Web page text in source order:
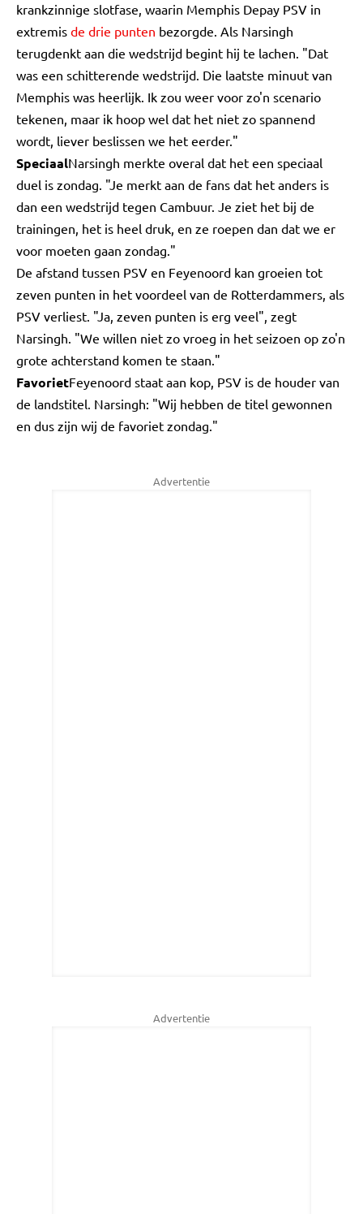
krankzinnige slotfase, waarin Memphis Depay PSV in
extremis de drie punten bezorgde. Als Narsingh
terugdenkt aan die wedstrijd begint hij te lachen. "Dat
was een schitterende wedstrijd. Die laatste minuut van
Memphis was heerlijk. Ik zou weer voor zo'n scenario
tekenen, maar ik hoop wel dat het niet zo spannend
wordt, liever beslissen we het eerder."
SpeciaalNarsingh merkte overal dat het een speciaal
duel is zondag. "Je merkt aan de fans dat het anders is
dan een wedstrijd tegen Cambuur. Je ziet het bij de
trainingen, het is heel druk, en ze roepen dan dat we er
voor moeten gaan zondag."
De afstand tussen PSV en Feyenoord kan groeien tot
zeven punten in het voordeel van de Rotterdammers, als
PSV verliest. "Ja, zeven punten is erg veel", zegt
Narsingh. "We willen niet zo vroeg in het seizoen op zo'n
grote achterstand komen te staan."
FavorietFeyenoord staat aan kop, PSV is de houder van
de landstitel. Narsingh: "Wij hebben de titel gewonnen
en dus zijn wij de favoriet zondag."
Advertentie
Advertentie